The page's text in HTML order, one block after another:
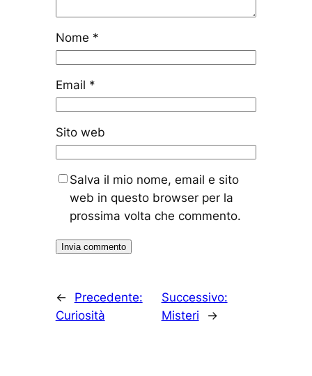
Nome *
Email *
Sito web
Salva il mio nome, email e sito
web in questo browser per la
prossima volta che commento.
←
Precedente:
Curiosità
Successivo:
Misteri
→